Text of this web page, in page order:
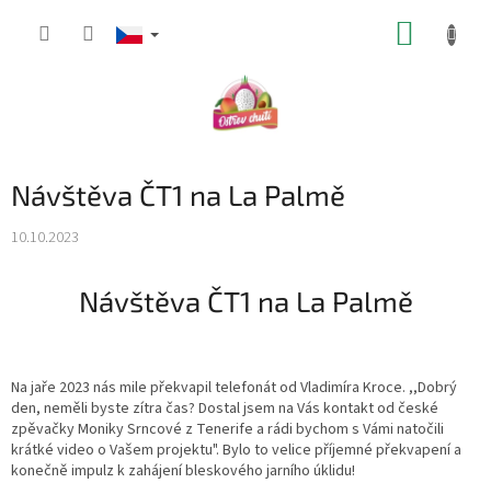
Návštěva ČT1 na La Palmě
10.10.2023
Návštěva ČT1 na La Palmě
Na jaře 2023 nás mile překvapil telefonát od Vladimíra Kroce. ,,Dobrý
den, neměli byste zítra čas? Dostal jsem na Vás kontakt od české
zpěvačky Moniky Srncové z Tenerife a rádi bychom s Vámi natočili
krátké video o Vašem projektu". Bylo to velice příjemné překvapení a
konečně impulz k zahájení bleskového jarního úklidu!